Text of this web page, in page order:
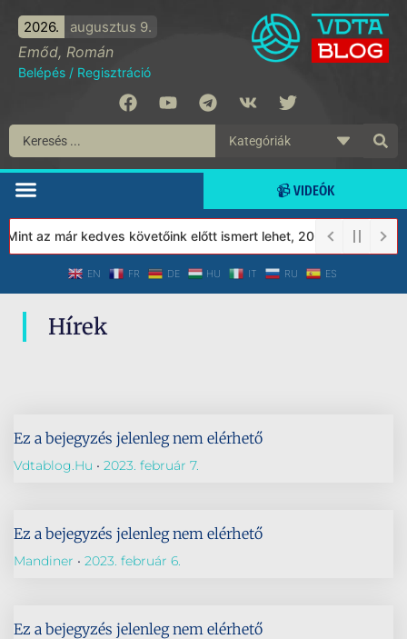
2026. augusztus 9.
Emőd, Román
Belépés / Regisztráció
📹 VIDEÓK
az már kedves követőink előtt ismert lehet, 2023-tól a
EN FR DE HU IT RU ES
Hírek
Ez a bejegyzés jelenleg nem elérhető
Vdtablog.hu 2023. február 7.
Ez a bejegyzés jelenleg nem elérhető
Mandiner 2023. február 6.
Ez a bejegyzés jelenleg nem elérhető